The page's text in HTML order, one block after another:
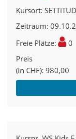
Kursort
Zeitraum
Freie Plätze
0
Preis
(in CHF) 980,00